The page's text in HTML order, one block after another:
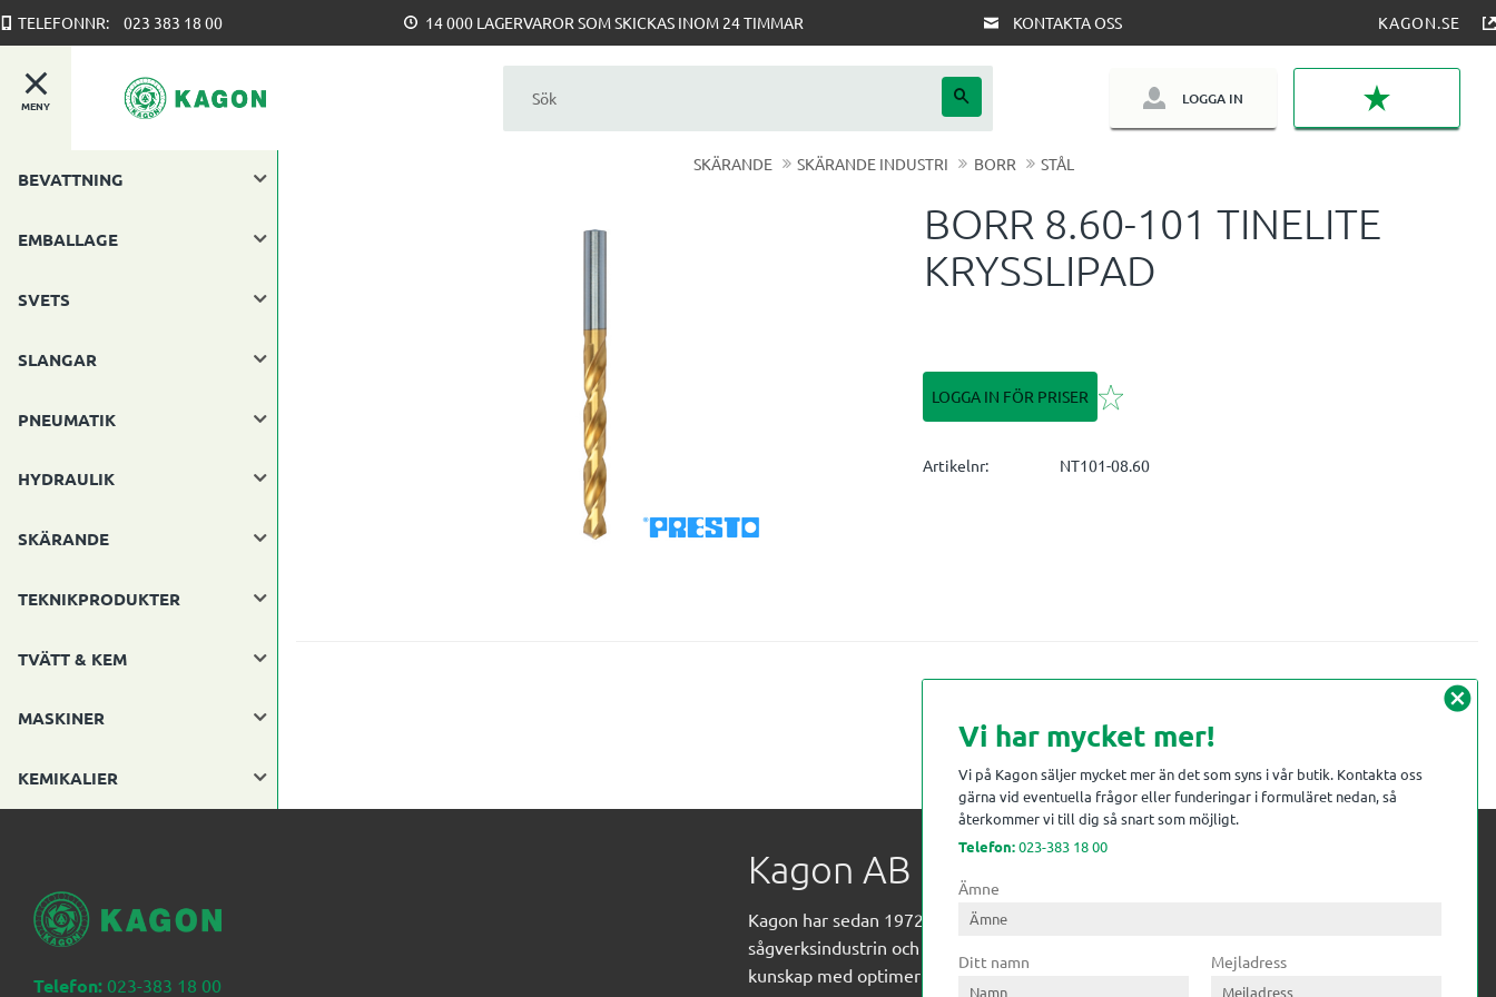
TELEFONNR: 023 383 18 00 14 000 LAGERVAROR SOM SKICKAS INOM 24 TIMMAR KONTAKTA OSS KAGON.SE
MENY LOGGA IN
SKÄRANDE SKÄRANDE INDUSTRI BORR STÅL
BORR 8.60-101 TINELITE
KRYSSLIPAD
LOGGA IN FÖR PRISER Lägg till i favoriter
Artikelnr NT101-08.60
BEVATTNING
EMBALLAGE
SVETS
SLANGAR
PNEUMATIK
HYDRAULIK
SKÄRANDE
TEKNIKPRODUKTER
TVÄTT & KEM
MASKINER
KEMIKALIER
Telefon: 023-383 18 00
Kagon AB
Kagon har sedan 1972 levererat kompetens till
sågverksindustrin och övrig industri. Till träindustrin tillför vi
kunskap med optimeringslösningar från timmerplanen hela
cancel
Vi har mycket mer!
Vi på Kagon säljer mycket mer än det som syns i vår butik. Kontakta oss
gärna vid eventuella frågor eller funderingar i formuläret nedan, så
återkommer vi till dig så snart som möjligt.
Telefon:023-383 18 00
Ämne
Ditt namn Mejladress